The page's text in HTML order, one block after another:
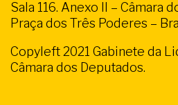
Sala 116. Anexo II – Câmara
Praça dos Três Poderes –
Copyleft 2021 Gabinete da
Câmara dos Deputados.